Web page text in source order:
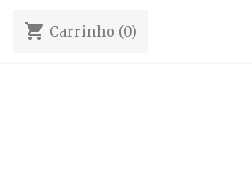
shopping_cart Carrinho (0)